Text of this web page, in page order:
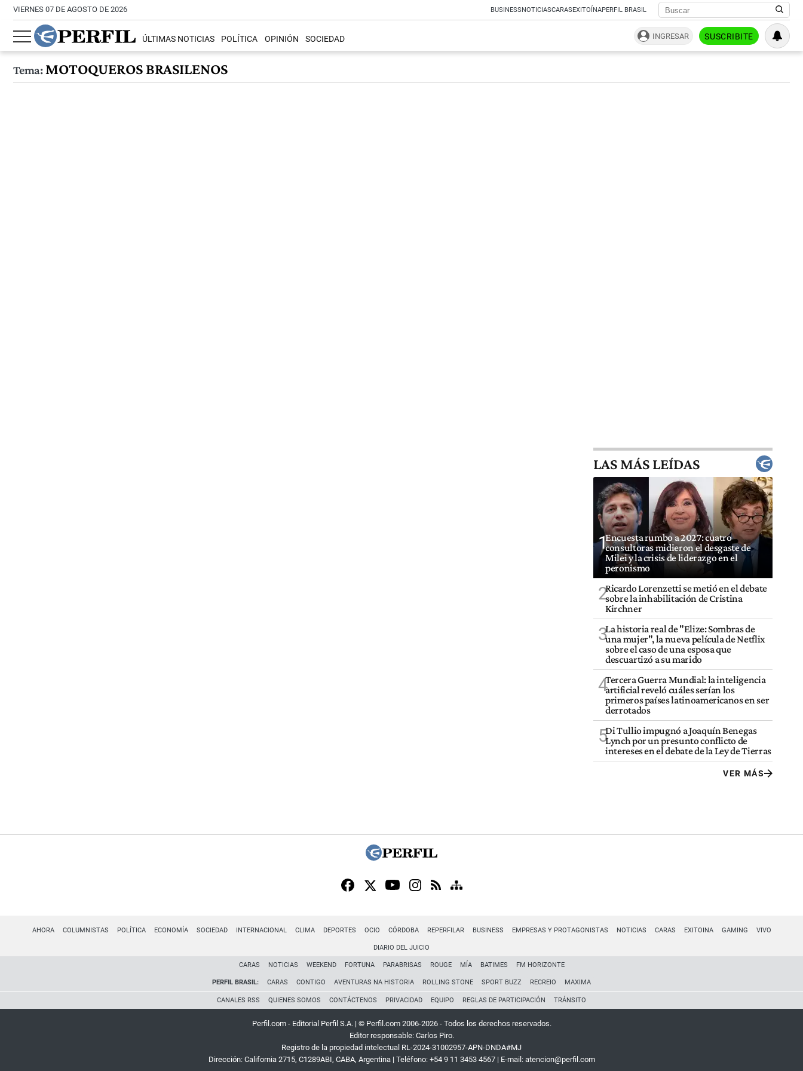
VIERNES 07 DE AGOSTO DE 2026 BUSINESSNOTICIASCARASEXITOÍNAPERFIL BRASIL
ÚLTIMAS NOTICIAS POLÍTICA OPINIÓN SOCIEDAD INGRESAR SUSCRIBITE
Tema:MOTOQUEROS BRASILENOS
LAS MÁS LEÍDAS
1Encuesta rumbo a 2027: cuatro
consultoras midieron el desgaste de
Milei y la crisis de liderazgo en el
peronismo
2Ricardo Lorenzetti se metió en el debate
sobre la inhabilitación de Cristina
Kirchner
3La historia real de "Elize: Sombras de
una mujer", la nueva película de Netflix
sobre el caso de una esposa que
descuartizó a su marido
4Tercera Guerra Mundial: la inteligencia
artificial reveló cuáles serían los
primeros países latinoamericanos en ser
derrotados
5Di Tullio impugnó a Joaquín Benegas
Lynch por un presunto conflicto de
intereses en el debate de la Ley de Tierras
VER MÁS
AHORA COLUMNISTAS POLÍTICA ECONOMÍA SOCIEDAD INTERNACIONAL CLIMA DEPORTES OCIO CÓRDOBA REPERFILAR BUSINESS EMPRESAS Y PROTAGONISTAS NOTICIAS CARAS EXITOINA GAMING VIVO
DIARIO DEL JUICIO
CARAS NOTICIAS WEEKEND FORTUNA PARABRISAS ROUGE MÍA BATIMES FM HORIZONTE
PERFIL BRASIL: CARAS CONTIGO AVENTURAS NA HISTORIA ROLLING STONE SPORT BUZZ RECREIO MAXIMA
CANALES RSS QUIENES SOMOS CONTÁCTENOS PRIVACIDAD EQUIPO REGLAS DE PARTICIPACIÓN TRÁNSITO
Perfil.com - Editorial Perfil S.A. | © Perfil.com 2006-2026 - Todos los derechos reservados.
Editor responsable: Carlos Piro.
Registro de la propiedad intelectual RL-2024-31002957-APN-DNDA#MJ
Dirección: California 2715, C1289ABI, CABA, Argentina| Teléfono: +54 9 11 3453 4567| E-mail: atencion@perfil.com